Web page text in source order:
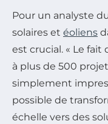
Pour un analyste
solaires et éoliens
est crucial. « Le fait
à plus de 500
simplement
possible de
échelle vers des